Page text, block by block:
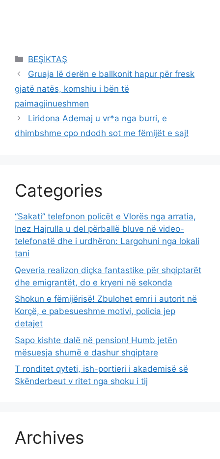
Categories
BEŞİKTAŞ
Gruaja lë derën e ballkonit hapur për fresk
gjatë natës, komshiu i bën të
paimagjinueshmen
Liridona Ademaj u vr*a nga burri, e
dhimbshme cpo ndodh sot me fëmijët e saj!
Categories
“Sakati” telefonon policët e Vlorës nga arratia,
Inez Hajrulla u del përballë bluve në video-
telefonatë dhe i urdhëron: Largohuni nga lokali
tani
Qeveria realizon diçka fantastike për shqiptarët
dhe emigrantët, do e kryeni në sekonda
Shokun e fëmijërisë! Zbulohet emri i autorit në
Korçë, e pabesueshme motivi, policia jep
detajet
Sapo kishte dalë në pension! Humb jetën
mësuesja shumë e dashur shqiptare
T ronditet qyteti, ish-portieri i akademisë së
Skënderbeut v ritet nga shoku i tij
Archives